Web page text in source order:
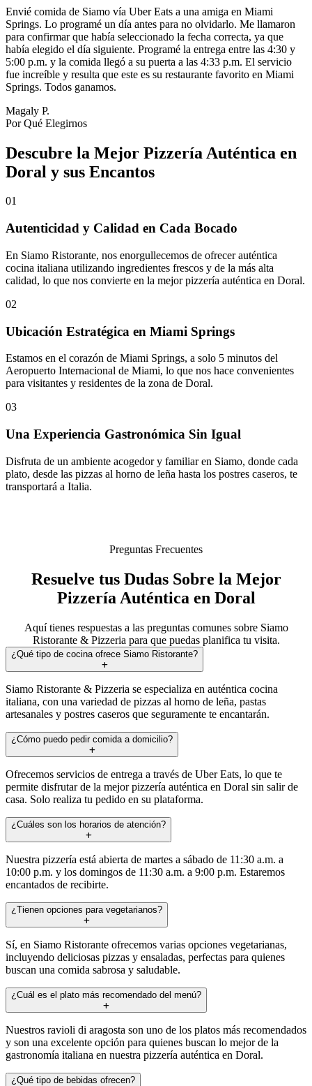
Envié comida de Siamo vía Uber Eats a una amiga en Miami
Springs. Lo programé un día antes para no olvidarlo. Me llamaron
para confirmar que había seleccionado la fecha correcta, ya que
había elegido el día siguiente. Programé la entrega entre las 4:30 y
5:00 p.m. y la comida llegó a su puerta a las 4:33 p.m. El servicio
fue increíble y resulta que este es su restaurante favorito en Miami
Springs. Todos ganamos.
Magaly P.
Por Qué Elegirnos
Descubre la Mejor Pizzería Auténtica en
Doral y sus Encantos
01
Autenticidad y Calidad en Cada Bocado
En Siamo Ristorante, nos enorgullecemos de ofrecer auténtica
cocina italiana utilizando ingredientes frescos y de la más alta
calidad, lo que nos convierte en la mejor pizzería auténtica en Doral.
02
Ubicación Estratégica en Miami Springs
Estamos en el corazón de Miami Springs, a solo 5 minutos del
Aeropuerto Internacional de Miami, lo que nos hace convenientes
para visitantes y residentes de la zona de Doral.
03
Una Experiencia Gastronómica Sin Igual
Disfruta de un ambiente acogedor y familiar en Siamo, donde cada
plato, desde las pizzas al horno de leña hasta los postres caseros, te
transportará a Italia.
Preguntas Frecuentes
Resuelve tus Dudas Sobre la Mejor
Pizzería Auténtica en Doral
Aquí tienes respuestas a las preguntas comunes sobre Siamo
Ristorante & Pizzeria para que puedas planifica tu visita.
¿Qué tipo de cocina ofrece Siamo Ristorante?
Siamo Ristorante & Pizzeria se especializa en auténtica cocina
italiana, con una variedad de pizzas al horno de leña, pastas
artesanales y postres caseros que seguramente te encantarán.
¿Cómo puedo pedir comida a domicilio?
Ofrecemos servicios de entrega a través de Uber Eats, lo que te
permite disfrutar de la mejor pizzería auténtica en Doral sin salir de
casa. Solo realiza tu pedido en su plataforma.
¿Cuáles son los horarios de atención?
Nuestra pizzería está abierta de martes a sábado de 11:30 a.m. a
10:00 p.m. y los domingos de 11:30 a.m. a 9:00 p.m. Estaremos
encantados de recibirte.
¿Tienen opciones para vegetarianos?
Sí, en Siamo Ristorante ofrecemos varias opciones vegetarianas,
incluyendo deliciosas pizzas y ensaladas, perfectas para quienes
buscan una comida sabrosa y saludable.
¿Cuál es el plato más recomendado del menú?
Nuestros ravioli di aragosta son uno de los platos más recomendados
y son una excelente opción para quienes buscan lo mejor de la
gastronomía italiana en nuestra pizzería auténtica en Doral.
¿Qué tipo de bebidas ofrecen?